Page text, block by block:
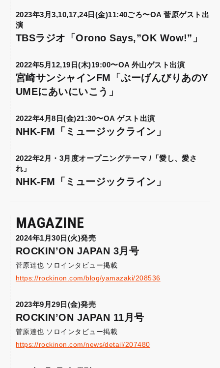
2023年3月3,10,17,24日(金)11:40ごろ〜OA 菅原ゲスト出
演
TBSラジオ「Orono Says,”OK Wow!”」
2022年5月12,19日(木)19:00〜OA 外山ゲスト出演
宮崎サンシャインFM「ぶーげんびりあのY
UMEにあいにいこう」
2022年4月8日(金)21:30〜OA ゲスト出演
NHK-FM「ミュージックライン」
2022年2月・3月度オープニングテーマ /「愛し、愛さ
れ」
NHK-FM「ミュージックライン」
MAGAZINE
2024年1月30日(火)発売
ROCKIN’ON JAPAN 3月号
菅原達也 ソロインタビュー掲載
https://rockinon.com/blog/yamazaki/208536
2023年9月29日(金)発売
ROCKIN’ON JAPAN 11月号
菅原達也 ソロインタビュー掲載
https://rockinon.com/news/detail/207480